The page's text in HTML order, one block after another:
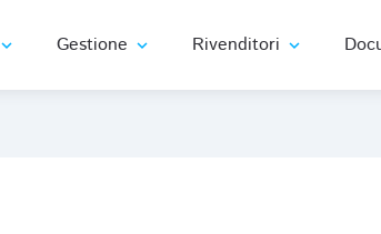
expand_more Gestione expand_more Rivenditori expand_more